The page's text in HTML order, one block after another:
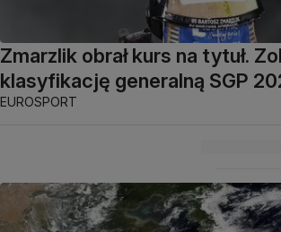
Zmarzlik obrał kurs na tytuł.
klasyfikację generalną SGP
EUROSPORT